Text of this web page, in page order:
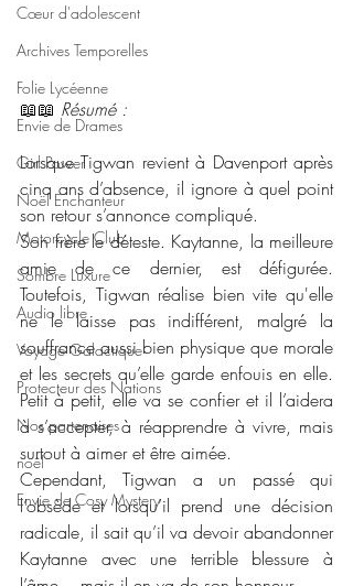
Cœur d'adolescent
Archives Temporelles
Folie Lycéenne
Envie de Drames
Girl Power
Noël Enchanteur
Motorcycle Club
Sombre Luxure
Audio libre
Voyage Galactique
Protecteur des Nations
Nos partenaires
noêl
Envie de Cosy Mystery
📖📖 Résumé :
Lorsque Tigwan revient à Davenport après
cinq ans d’absence, il ignore à quel point
son retour s’annonce compliqué.
Son frère le déteste. Kaytanne, la meilleure
amie de ce dernier, est défigurée.
Toutefois, Tigwan réalise bien vite qu'elle
ne le laisse pas indifférent, malgré la
souffrance aussi bien physique que morale
et les secrets qu’elle garde enfouis en elle.
Petit à petit, elle va se confier et il l’aidera
à s’accepter, à réapprendre à vivre, mais
surtout à aimer et être aimée.
Cependant, Tigwan a un passé qui
l’obsède et lorsqu’il prend une décision
radicale, il sait qu’il va devoir abandonner
Kaytanne avec une terrible blessure à